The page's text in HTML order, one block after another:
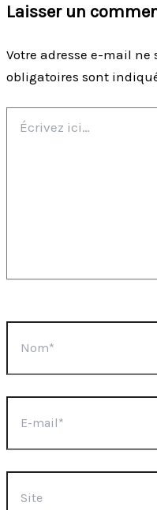
Laisser un
Votre adresse e-mail ne
obligatoires sont
ici…
mail*